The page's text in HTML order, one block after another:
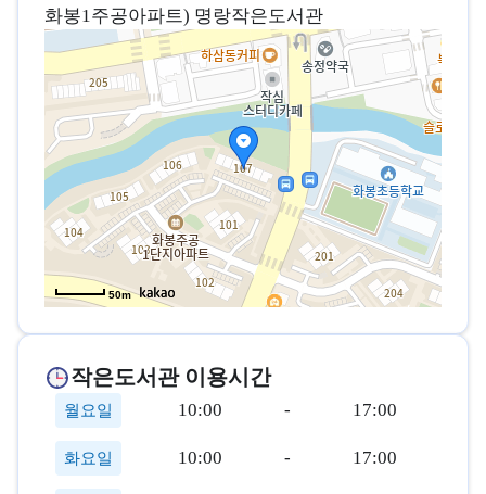
화봉1주공아파트) 명랑작은도서관
50m
작은도서관 이용시간
월요일 10:00 - 17:00
화요일 10:00 - 17:00